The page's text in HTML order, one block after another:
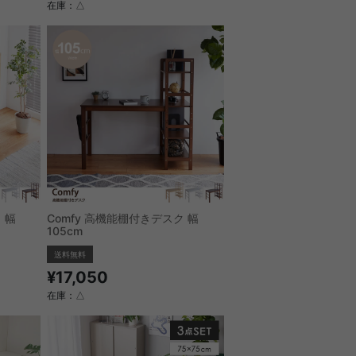
在庫：△
幅
Comfy 高機能棚付きデスク 幅
105cm
送料無料
¥17,050
在庫：△